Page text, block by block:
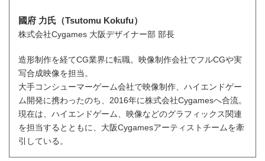
國府 力氏（Tsutomu Kokufu）
株式会社Cygames 大阪デザイナー部 部長
造形制作を経てCG業界に転職。映像制作会社でフルCGや実
写合成映像を担当。
大手コンシューマーゲーム会社で映像制作、ハイエンドゲー
ム開発に携わったのち、2016年に株式会社Cygamesへ合流。
現在は、ハイエンドゲーム、映像などのグラフィックス関連
を担当するとともに、大阪Cygamesアーティストチームを牽
引している。